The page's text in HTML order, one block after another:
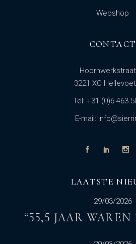
Webshop
CONTACT
3221 XC
Tel: +31 (0)6 463
E-mail:
LAATSTE
29/03/2026
“55,5 JAAR